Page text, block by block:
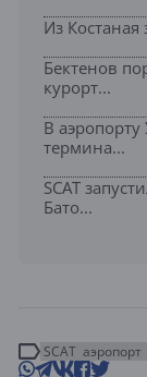
Из
Бектенов
курорт...
В
термина...
SCAT
Бато...
SCAT аэропорт